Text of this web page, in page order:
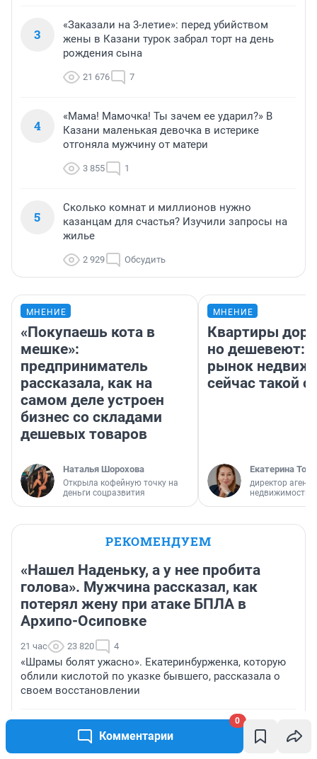
Комментарии
0
3
«Заказали на 3-летие»: перед убийством
жены в Казани турок забрал торт на день
рождения сына
21 676 7
4
«Мама! Мамочка! Ты зачем ее ударил?» В
Казани маленькая девочка в истерике
отгоняла мужчину от матери
3 855 1
5
Сколько комнат и миллионов нужно
казанцам для счастья? Изучили запросы на
жилье
2 929 Обсудить
МНЕНИЕ
«Покупаешь кота в
мешке»:
предприниматель
рассказала, как на
самом деле устроен
бизнес со складами
дешевых товаров
Наталья Шорохова
Открыла кофейную точку на
деньги соцразвития
МНЕНИЕ
Квартиры
но дешевеют:
рынок
сейчас такой
Екатерина
директор
недвижимости
РЕКОМЕНДУЕМ
«Нашел Наденьку, а у нее пробита
голова». Мужчина рассказал, как
потерял жену при атаке БПЛА в
Архипо-Осиповке
21 час 23 820 4
«Шрамы болят ужасно». Екатеринбурженка, которую
облили кислотой по указке бывшего, рассказала о
своем восстановлении
«Четыре месяца больничных»: в Ярославле
автомобилист изувечил пассажира «Яавтобуса»